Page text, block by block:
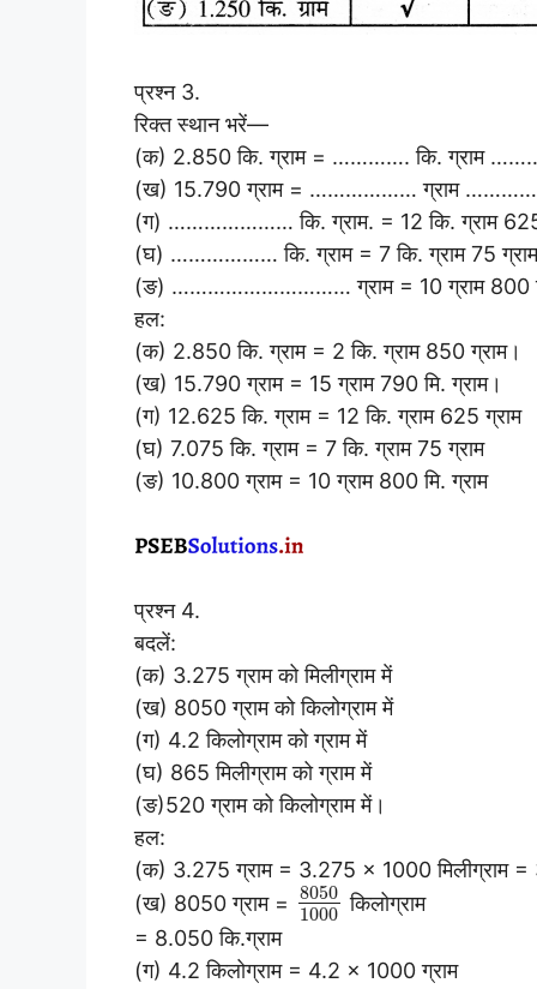
प्रश्न 3.
रिक्त स्थान भरें—
(क) 2.850 कि. ग्राम = …………. कि. ग्राम
(ख) 15.790 ग्राम = ……………… ग्राम …………..
(ग) ………………… कि. ग्राम. = 12 कि. ग्राम
(घ) ……………… कि. ग्राम = 7 कि. ग्राम 75
(ङ) ………………………… ग्राम = 10 ग्राम 800
हल:
(क) 2.850 कि. ग्राम = 2 कि. ग्राम 850 ग्राम।
(ख) 15.790 ग्राम = 15 ग्राम 790 मि. ग्राम।
(ग) 12.625 कि. ग्राम = 12 कि. ग्राम 625 ग्राम
(घ) 7.075 कि. ग्राम = 7 कि. ग्राम 75 ग्राम
(ङ) 10.800 ग्राम = 10 ग्राम 800 मि. ग्राम
प्रश्न 4.
बदलें:
(क) 3.275 ग्राम को मिलीग्राम में
(ख) 8050 ग्राम को किलोग्राम में
(ग) 4.2 किलोग्राम को ग्राम में
(घ) 865 मिलीग्राम को ग्राम में
(ङ)520 ग्राम को किलोग्राम में।
हल:
(क) 3.275 ग्राम = 3.275 × 1000 मिलीग्राम =
(ख) 8050 ग्राम =
8050
1000 किलोग्राम
= 8.050 कि.ग्राम
(ग) 4.2 किलोग्राम = 4.2 × 1000 ग्राम